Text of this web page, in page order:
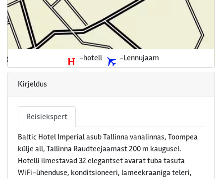
-hotell -Lennujaam
Kirjeldus
Reisiekspert
Baltic Hotel Imperial asub Tallinna vanalinnas, Toompea
külje all, Tallinna Raudteejaamast 200 m kaugusel.
Hotelli ilmestavad 32 elegantset avarat tuba tasuta
WiFi-ühenduse, konditsioneeri, lameekraaniga teleri,